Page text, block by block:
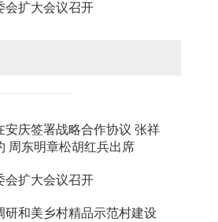
会扩大会议召开
安庆签署战略合作协议 张祥
周东明章松胡红兵出席
会扩大会议召开
研和美乡村精品示范村建设